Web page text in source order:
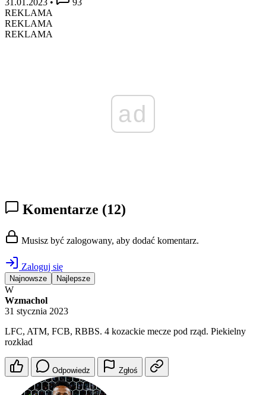
31.01.2023 •
93
REKLAMA
REKLAMA
REKLAMA
ad
Komentarze (12)
Musisz być zalogowany, aby dodać komentarz.
Zaloguj się
Najnowsze Najlepsze
W
Wzmachol
31 stycznia 2023
LFC, ATM, FCB, RBBS. 4 kozackie mecze pod rząd. Piekielny
rozkład
Odpowiedz Zgłoś